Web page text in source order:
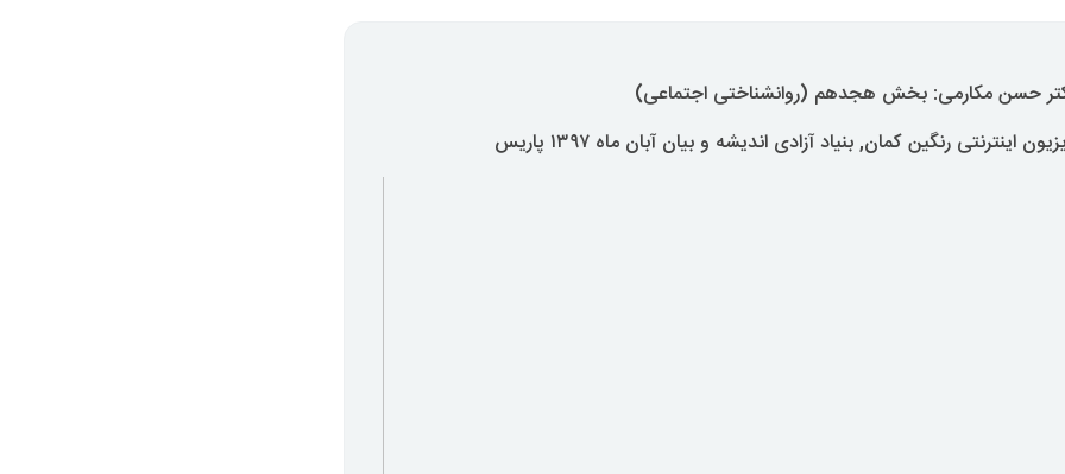
حسن مکارمی: بخش هجدهم (روانشناختی اجتماعی)
اینترنتی رنگین کمان, بنیاد آزادی اندیشه و بیان آبان ماه ۱۳۹۷ پاریس